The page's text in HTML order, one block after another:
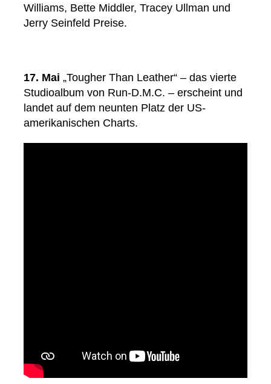
Williams, Bette Middler, Tracey Ullman und
Jerry Seinfeld Preise.
17. Mai „Tougher Than Leather“ – das vierte
Studioalbum von Run-D.M.C. – erscheint und
landet auf dem neunten Platz der US-
amerikanischen Charts.